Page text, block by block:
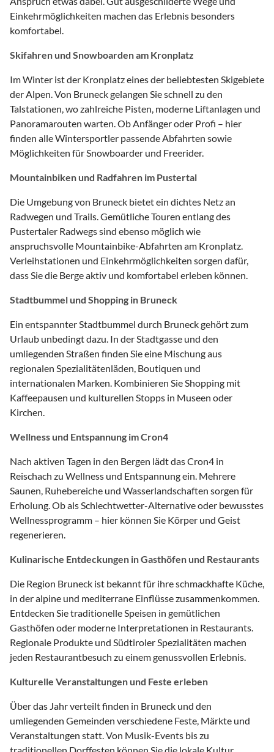
Einkehrmöglichkeiten machen das Erlebnis besonders
komfortabel.
Skifahren und Snowboarden am Kronplatz
Im Winter ist der Kronplatz eines der beliebtesten Skigebiete
der Alpen. Von Bruneck gelangen Sie schnell zu den
Talstationen, wo zahlreiche Pisten, moderne Liftanlagen und
Panoramarouten warten. Ob Anfänger oder Profi – hier
finden alle Wintersportler passende Abfahrten sowie
Möglichkeiten für Snowboarder und Freerider.
Mountainbiken und Radfahren im Pustertal
Die Umgebung von Bruneck bietet ein dichtes Netz an
Radwegen und Trails. Gemütliche Touren entlang des
Pustertaler Radwegs sind ebenso möglich wie
anspruchsvolle Mountainbike-Abfahrten am Kronplatz.
Verleihstationen und Einkehrmöglichkeiten sorgen dafür,
dass Sie die Berge aktiv und komfortabel erleben können.
Stadtbummel und Shopping in Bruneck
Ein entspannter Stadtbummel durch Bruneck gehört zum
Urlaub unbedingt dazu. In der Stadtgasse und den
umliegenden Straßen finden Sie eine Mischung aus
regionalen Spezialitätenläden, Boutiquen und
internationalen Marken. Kombinieren Sie Shopping mit
Kaffeepausen und kulturellen Stopps in Museen oder
Kirchen.
Wellness und Entspannung im Cron4
Nach aktiven Tagen in den Bergen lädt das Cron4 in
Reischach zu Wellness und Entspannung ein. Mehrere
Saunen, Ruhebereiche und Wasserlandschaften sorgen für
Erholung. Ob als Schlechtwetter-Alternative oder bewusstes
Wellnessprogramm – hier können Sie Körper und Geist
regenerieren.
Kulinarische Entdeckungen in Gasthöfen und Restaurants
Die Region Bruneck ist bekannt für ihre schmackhafte Küche,
in der alpine und mediterrane Einflüsse zusammenkommen.
Entdecken Sie traditionelle Speisen in gemütlichen
Gasthöfen oder moderne Interpretationen in Restaurants.
Regionale Produkte und Südtiroler Spezialitäten machen
jeden Restaurantbesuch zu einem genussvollen Erlebnis.
Kulturelle Veranstaltungen und Feste erleben
Über das Jahr verteilt finden in Bruneck und den
umliegenden Gemeinden verschiedene Feste, Märkte und
Veranstaltungen statt. Von Musik-Events bis zu